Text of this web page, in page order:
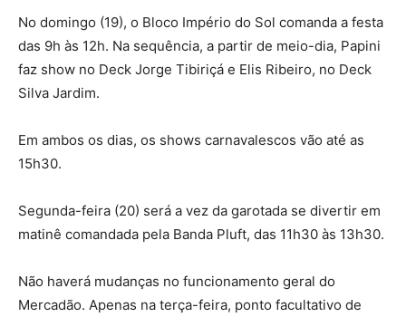
No domingo (19), o Bloco Império do Sol comanda a festa
das 9h às 12h. Na sequência, a partir de meio-dia, Papini
faz show no Deck Jorge Tibiriçá e Elis Ribeiro, no Deck
Silva Jardim.
Em ambos os dias, os shows carnavalescos vão até as
15h30.
Segunda-feira (20) será a vez da garotada se divertir em
matinê comandada pela Banda Pluft, das 11h30 às 13h30.
Não haverá mudanças no funcionamento geral do
Mercadão. Apenas na terça-feira, ponto facultativo de